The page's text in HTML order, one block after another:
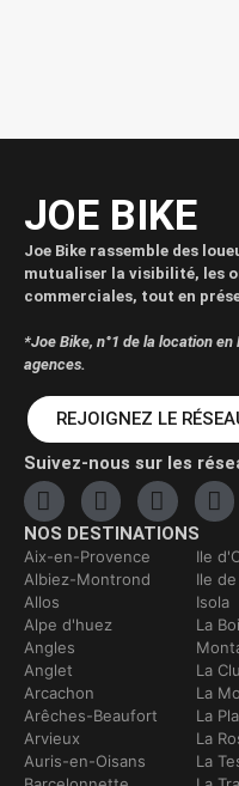
JOE BIKE
Joe Bike rassemble des
mutualiser la visibilité, les
commerciales, tout en
*Joe Bike, n°1 de la location
agences.
REJOIGNEZ LE
Suivez-nous sur les
NOS DESTINATIONS
Aix-en-Provence
Albiez-Montrond
Allos
Alpe d'huez
Angles
Anglet
Arcachon
Arêches-Beaufort
Arvieux
Auris-en-Oisans
Ile
Ile de
Isola
La
La
La
La
La
La